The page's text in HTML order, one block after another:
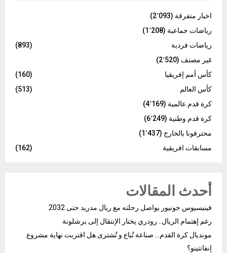
اخبار متفرقة (2٬093)
رياضات جماعية (1٬208)
رياضات فردية
(893)
غير مصنف (2٬520)
كأس أمم إفريقيا
(160)
كأس العالم
(513)
كرة قدم عالمية (4٬169)
كرة قدم وطنية (6٬249)
محترفونا بالخارج (1٬437)
مسابقات افريقية
(162)
أحدث المقالات
فينيسيوس جونيور يواصل رحلته مع ريال مدريد حتى 2032
رغم إهتمام الريال.. رودري يختار الإنتقال إلى برشلونة
مونديال كرة القدم… صناعة تُباع و تُشترى هل اقتربت نهاية مشروع
إنفانتينو؟